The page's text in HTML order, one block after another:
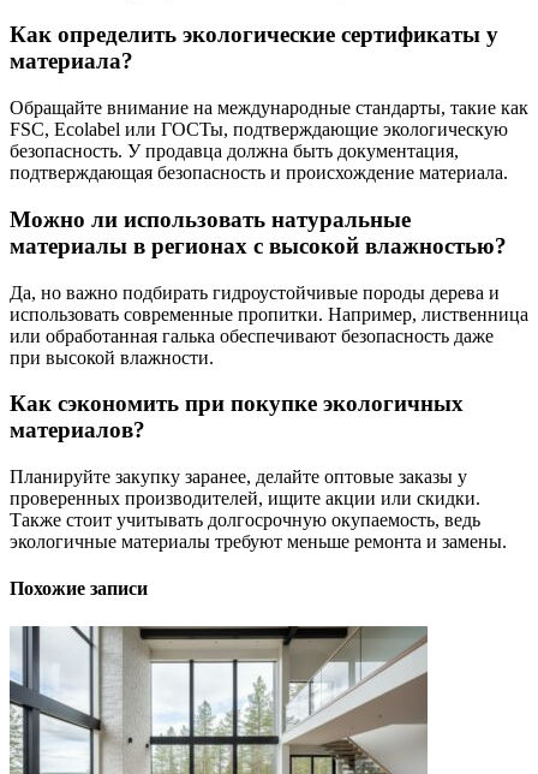
Как определить экологические сертификаты у
материала?
Обращайте внимание на международные стандарты, такие как
FSC, Ecolabel или ГОСТы, подтверждающие экологическую
безопасность. У продавца должна быть документация,
подтверждающая безопасность и происхождение материала.
Можно ли использовать натуральные
материалы в регионах с высокой влажностью?
Да, но важно подбирать гидроустойчивые породы дерева и
использовать современные пропитки. Например, лиственница
или обработанная галька обеспечивают безопасность даже
при высокой влажности.
Как сэкономить при покупке экологичных
материалов?
Планируйте закупку заранее, делайте оптовые заказы у
проверенных производителей, ищите акции или скидки.
Также стоит учитывать долгосрочную окупаемость, ведь
экологичные материалы требуют меньше ремонта и замены.
Похожие записи